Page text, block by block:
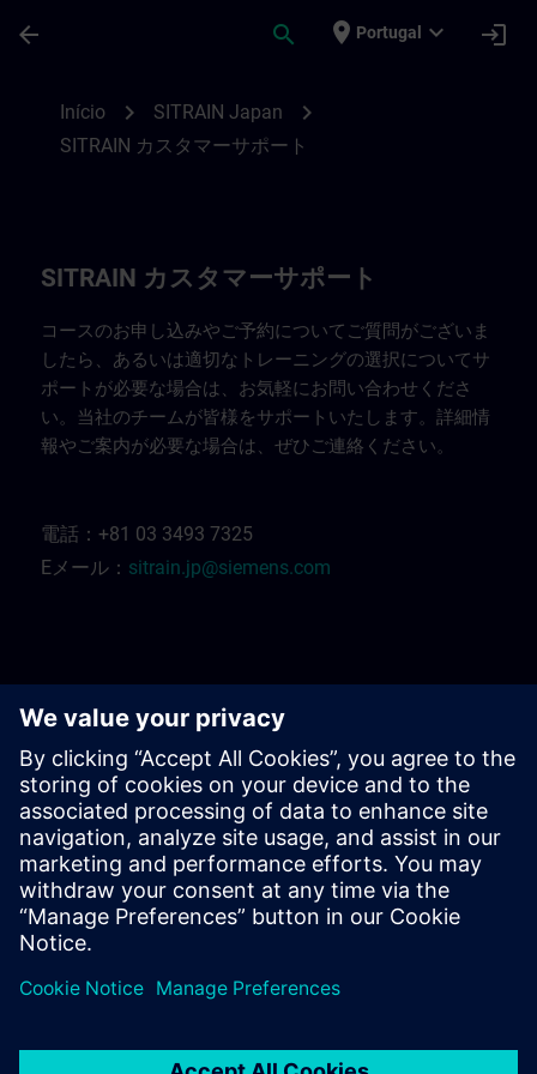
arrow_back search place Portugal expand_more login
Início chevron_right SITRAIN Japan chevron_right
SITRAIN カスタマーサポート
SITRAIN カスタマーサポート
コースのお申し込みやご予約についてご質問がございま
したら、あるいは適切なトレーニングの選択についてサ
ポートが必要な場合は、お気軽にお問い合わせくださ
い。当社のチームが皆様をサポートいたします。詳細情
報やご案内が必要な場合は、ぜひご連絡ください。
電話：+81 03 3493 7325
Eメール： sitrain.jp@siemens.com